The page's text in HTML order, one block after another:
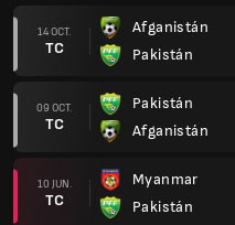
14 OCT.
TC
Afganistán
Pakistán
09 OCT.
TC
Pakistán
Afganistán
10 JUN.
TC
Myanmar
Pakistán